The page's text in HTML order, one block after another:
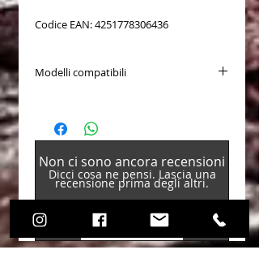
Codice EAN: 4251778306436
Modelli compatibili
Non ci sono ancora recensioni
Dicci cosa ne pensi. Lascia una
recensione prima degli altri.
Lascia una recensione